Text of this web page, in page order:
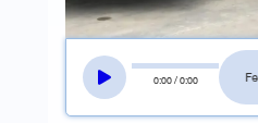
0:00/0:00